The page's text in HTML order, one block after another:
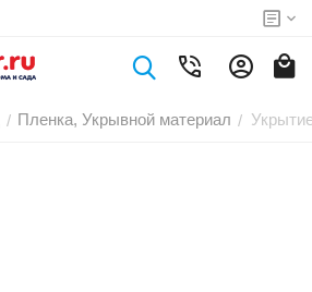
/ Пленка, Укрывной материал /